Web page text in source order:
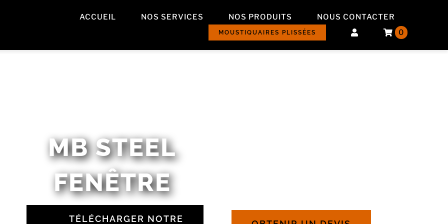
ACCUEIL NOS SERVICES NOS PRODUITS NOUS CONTACTER
MOUSTIQUAIRES PLISSÉES 0
MB STEEL
FENÊTRE
TÉLÉCHARGER NOTRE